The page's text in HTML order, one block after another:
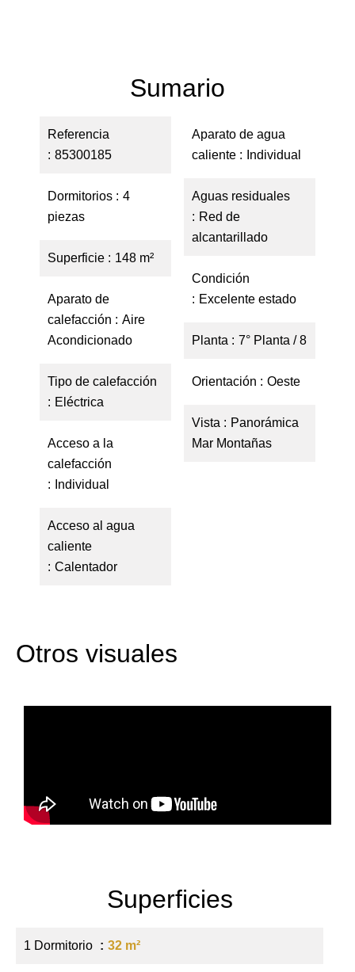
Sumario
Referencia
85300185
Dormitorios
4
piezas
Superficie 148 m²
Aparato de
calefacción
Aire
Acondicionado
Tipo de calefacción
Eléctrica
Acceso a la
calefacción
Individual
Acceso al agua
caliente
Calentador
Aparato de agua
caliente
Individual
Aguas residuales
Red de
alcantarillado
Condición
Excelente estado
Planta 7° Planta / 8
Orientación Oeste
Vista
Panorámica
Mar Montañas
Otros visuales
Superficies
1 Dormitorio 32 m²